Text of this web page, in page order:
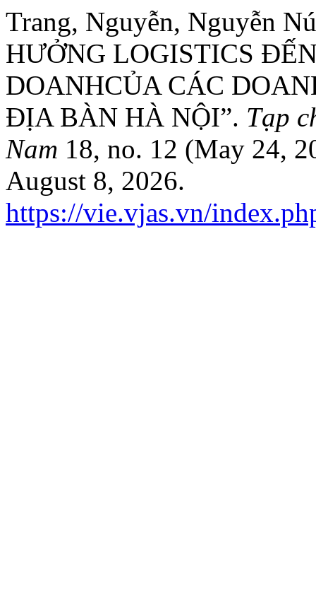
Trang, Nguyễn, Nguyễn
HƯỞNG LOGISTICS
DOANHCỦA CÁC
ĐỊA BÀN HÀ NỘI”. Tạp
Nam 18, no. 12 (May 24,
August 8, 2026.
https://vie.vjas.vn/